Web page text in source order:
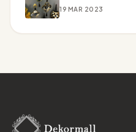
19 MAR 2023